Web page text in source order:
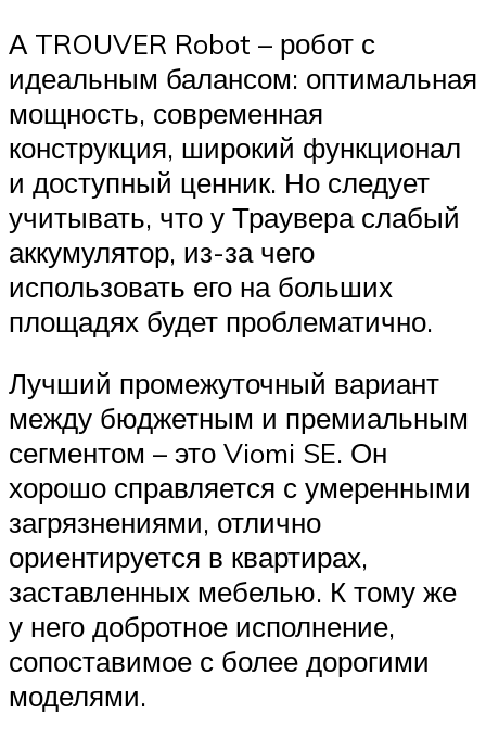
А TROUVER Robot – робот с
идеальным балансом: оптимальная
мощность, современная
конструкция, широкий функционал
и доступный ценник. Но следует
учитывать, что у Траувера слабый
аккумулятор, из-за чего
использовать его на больших
площадях будет проблематично.
Лучший промежуточный вариант
между бюджетным и премиальным
сегментом – это Viomi SE. Он
хорошо справляется с умеренными
загрязнениями, отлично
ориентируется в квартирах,
заставленных мебелью. К тому же
у него добротное исполнение,
сопоставимое с более дорогими
моделями.